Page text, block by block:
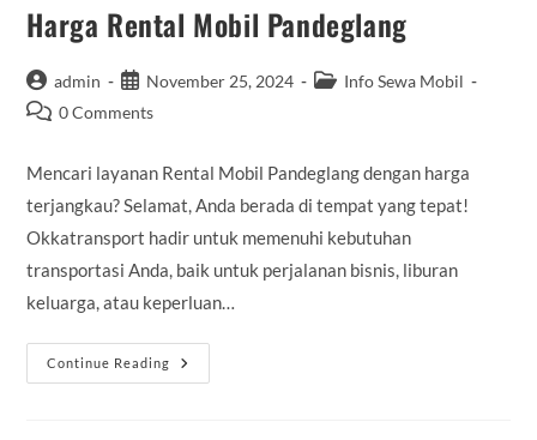
Harga Rental Mobil Pandeglang
Post
author:
admin
Post
published:
November 25, 2024
PostInfo Sewa Mobil
Post0 Comments
Mencari layanan Rental Mobil Pandeglang dengan harga
terjangkau? Selamat, Anda berada di tempat yang tepat!
Okkatransport hadir untuk memenuhi kebutuhan
transportasi Anda, baik untuk perjalanan bisnis, liburan
keluarga, atau keperluan…
Continue Reading
Harga
Rental